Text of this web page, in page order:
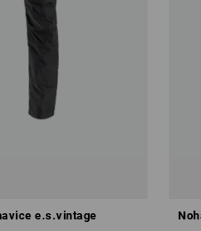
e.s.vintage